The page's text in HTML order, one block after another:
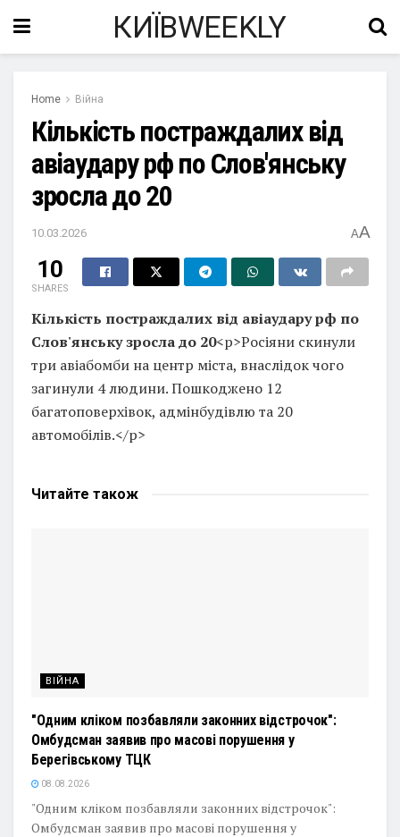
КИЇВWEEKLY
Home Війна
Кількість постраждалих від
авіаудару рф по Слов'янську
зросла до 20
10.03.2026 AA
10
SHARES
Кількість постраждалих від авіаудару рф по
Слов'янську зросла до 20<p>Росіяни скинули
три авіабомби на центр міста, внаслідок чого
загинули 4 людини. Пошкоджено 12
багатоповерхівок, адмінбудівлю та 20
автомобілів.</p>
Читайте також
ВІЙНА
"Одним кліком позбавляли законних відстрочок":
Омбудсман заявив про масові порушення у
Берегівському ТЦК
08.08.2026
"Одним кліком позбавляли законних відстрочок":
Омбудсман заявив про масові порушення у